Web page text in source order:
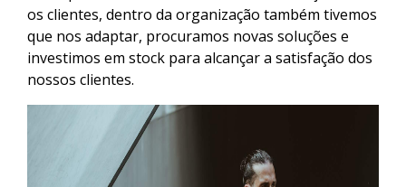
os clientes, dentro da organização também tivemos
que nos adaptar, procuramos novas soluções e
investimos em stock para alcançar a satisfação dos
nossos clientes.